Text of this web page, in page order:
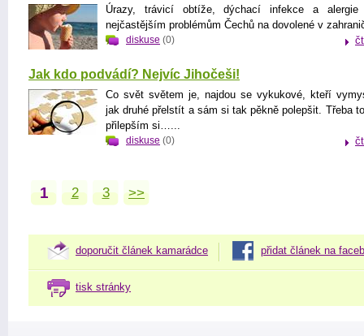
Úrazy, trávicí obtíže, dýchací infekce a
nejčastějším problémům Čechů na dovolené v
diskuse (0)
Jak kdo podvádí? Nejvíc Jihočeši!
Co svět světem je, najdou se vykukové, kteří
jak druhé přelstít a sám si tak pěkně polepšit. Třeba
přilepším si…...
diskuse (0)
1 2 3 >>
doporučit článek kamarádce přidat článek na
tisk stránky